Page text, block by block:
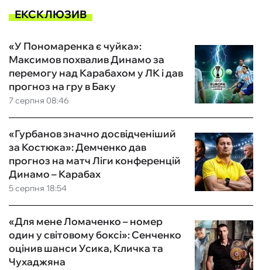
ЕКСКЛЮЗИВ
7 серпня 08:46
«У Пономаренка є чуйка»:
Максимов похвалив Динамо за
перемогу над Карабахом у ЛК і дав
прогноз на гру в Баку
5 серпня 18:54
«Гурбанов значно досвідченіший
за Костюка»: Демченко дав
прогноз на матч Ліги конференцій
Динамо – Карабах
«Для мене Ломаченко – номер
один у світовому боксі»: Сенченко
оцінив шанси Усика, Кличка та
Чухаджяна